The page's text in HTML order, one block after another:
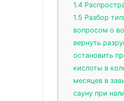
1.4
1.5 Разбор
вопросом о
вернуть
остановить
кислоты в
месяцев в
сауну при